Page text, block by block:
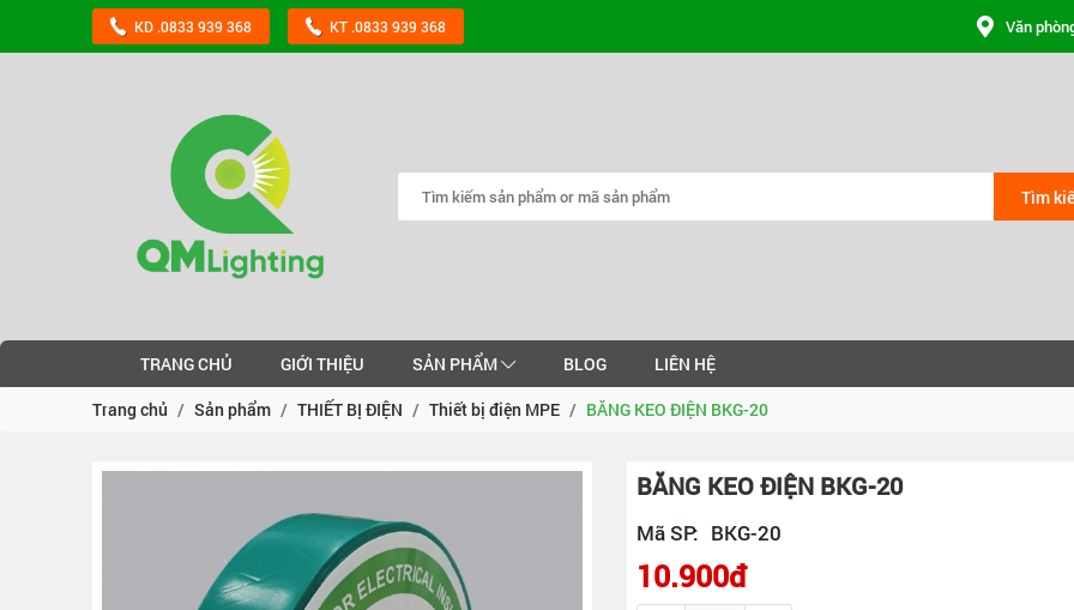
KD .0833 939 368 KT .0833 939 368 Văn
Tìm
TRANG CHỦ GIỚI THIỆU SẢN PHẨM BLOG
LIÊN HỆ
Trang chủ
Sản phẩm THIẾT BỊ ĐIỆN Thiết bị điện MPE BĂNG KEO ĐIỆN BKG-20
BĂNG KEO ĐIỆN BKG-20
Mã SP: BKG-20
10.900đ